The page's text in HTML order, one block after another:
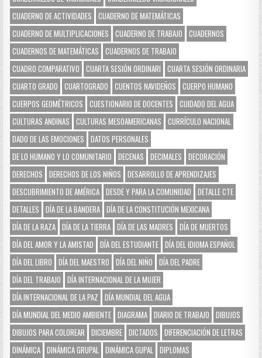
CUADERNO DE ACTIVIDADES
CUADERNO DE MATEMÁTICAS
CUADERNO DE MULTIPLICACIONES
CUADERNO DE TRABAJO
CUADERNOS
CUADERNOS DE MATEMÁTICAS
CUADERNOS DE TRABAJO
CUADRO COMPARATIVO
CUARTA SESIÓN ORDINARI
CUARTA SESIÓN ORDINARIA
CUARTO GRADO
CUARTOGRADO CUENTOS NAVIDEÑOS
CUERPO HUMANO
CUERPOS GEOMÉTRICOS
CUESTIONARIO DE DOCENTES
CUIDADO DEL AGUA
CULTURAS ANDINAS
CULTURAS MESOAMERICANAS
CURRÍCULO NACIONAL
DADO DE LAS EMOCIONES
DATOS PERSONALES
DE LO HUMANO Y LO COMUNITARIO
DECENAS DECIMALES
DECORACIÓN
DERECHOS
DERECHOS DE LOS NIÑOS
DESARROLLO DE APRENDIZAJES
DESCUBRIMIENTO DE AMÉRICA DESDE Y PARA LA COMUNIDAD
DETALLE CTE
DETALLES
DÍA DE LA BANDERA DÍA DE LA CONSTITUCIÓN MEXICANA
DÍA DE LA RAZA DÍA DE LA TIERRA DÍA DE LAS MADRES
DÍA DE MUERTOS
DÍA DEL AMOR Y LA AMISTAD
DÍA DEL ESTUDIANTE DÍA DEL IDIOMA ESPAÑOL
DÍA DEL LIBRO
DÍA DEL MAESTRO DÍA DEL NIÑO
DÍA DEL PADRE
DÍA DEL TRABAJO
DÍA INTERNACIONAL DE LA MUJER
DÍA INTERNACIONAL DE LA PAZ
DÍA MUNDIAL DEL AGUA
DÍA MUNDIAL DEL MEDIO AMBIENTE DIAGRAMA DIARIO DE TRABAJO
DIBUJOS
DIBUJOS PARA COLOREAR
DICIEMBRE DICTADOS
DIFERENCIACIÓN DE LETRAS
DINÁMICA DINÁMICA GRUPAL DINÁMICA GUPAL DIPLOMAS